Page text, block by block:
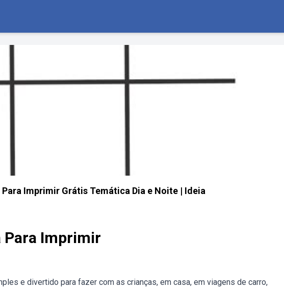
Imprimir Grátis Temática Dia e Noite | Ideia
Para Imprimir
e divertido para fazer com as crianças, em casa, em viagens de carro,